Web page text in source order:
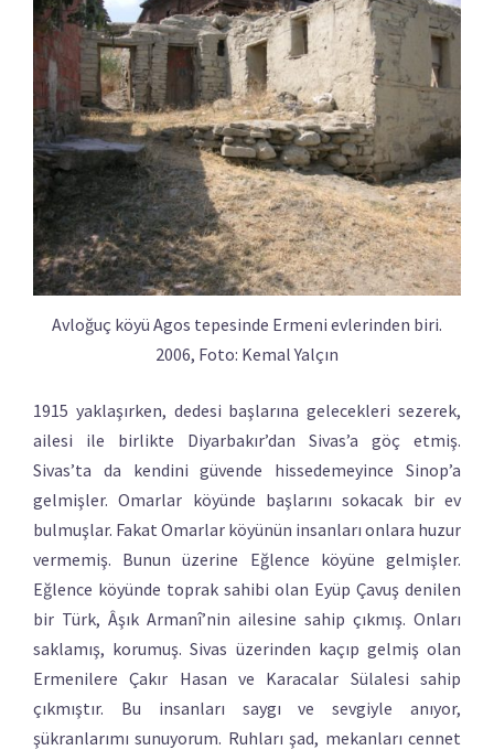
Avloğuç köyü Agos tepesinde Ermeni evlerinden biri.
2006, Foto: Kemal Yalçın
1915 yaklaşırken, dedesi başlarına gelecekleri sezerek,
ailesi ile birlikte Diyarbakır’dan Sivas’a göç etmiş.
Sivas’ta da kendini güvende hissedemeyince Sinop’a
gelmişler. Omarlar köyünde başlarını sokacak bir ev
bulmuşlar. Fakat Omarlar köyünün insanları onlara huzur
vermemiş. Bunun üzerine Eğlence köyüne gelmişler.
Eğlence köyünde toprak sahibi olan Eyüp Çavuş denilen
bir Türk, Âşık Armanî’nin ailesine sahip çıkmış. Onları
saklamış, korumuş. Sivas üzerinden kaçıp gelmiş olan
Ermenilere Çakır Hasan ve Karacalar Sülalesi sahip
çıkmıştır. Bu insanları saygı ve sevgiyle anıyor,
şükranlarımı sunuyorum. Ruhları şad, mekanları cennet